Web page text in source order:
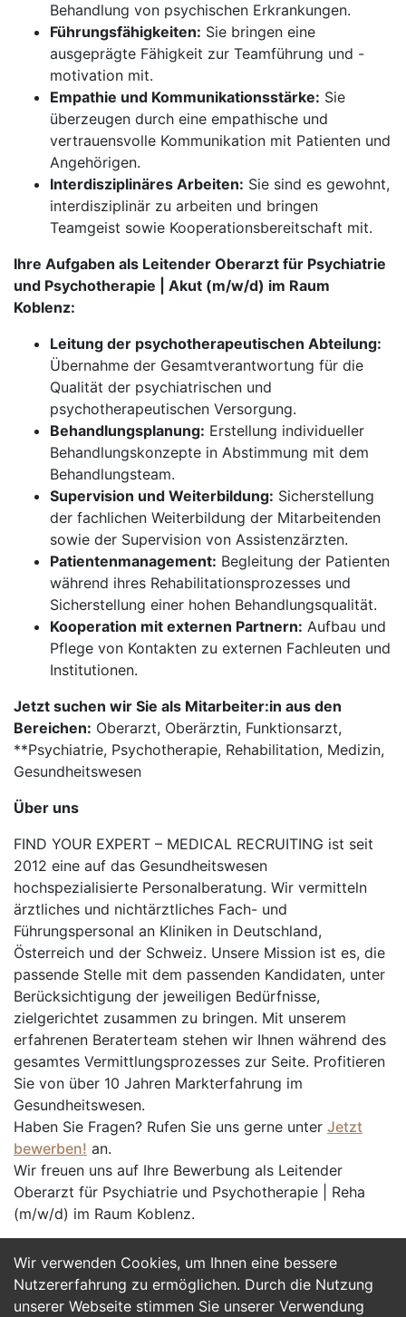
Wir verwenden Cookies, um Ihnen eine bessere
Nutzererfahrung zu ermöglichen. Durch die Nutzung
unserer Webseite stimmen Sie unserer Verwendung
Behandlung von psychischen Erkrankungen.
Führungsfähigkeiten: Sie bringen eine
ausgeprägte Fähigkeit zur Teamführung und -
motivation mit.
Empathie und Kommunikationsstärke: Sie
überzeugen durch eine empathische und
vertrauensvolle Kommunikation mit Patienten und
Angehörigen.
Interdisziplinäres Arbeiten: Sie sind es gewohnt,
interdisziplinär zu arbeiten und bringen
Teamgeist sowie Kooperationsbereitschaft mit.
Ihre Aufgaben als Leitender Oberarzt für Psychiatrie
und Psychotherapie | Akut (m/w/d) im Raum
Koblenz:
Leitung der psychotherapeutischen Abteilung:
Übernahme der Gesamtverantwortung für die
Qualität der psychiatrischen und
psychotherapeutischen Versorgung.
Behandlungsplanung: Erstellung individueller
Behandlungskonzepte in Abstimmung mit dem
Behandlungsteam.
Supervision und Weiterbildung: Sicherstellung
der fachlichen Weiterbildung der Mitarbeitenden
sowie der Supervision von Assistenzärzten.
Patientenmanagement: Begleitung der Patienten
während ihres Rehabilitationsprozesses und
Sicherstellung einer hohen Behandlungsqualität.
Kooperation mit externen Partnern: Aufbau und
Pflege von Kontakten zu externen Fachleuten und
Institutionen.
Jetzt suchen wir Sie als Mitarbeiter:in aus den
Bereichen: Oberarzt, Oberärztin, Funktionsarzt,
**Psychiatrie, Psychotherapie, Rehabilitation, Medizin,
Gesundheitswesen
Über uns
FIND YOUR EXPERT – MEDICAL RECRUITING ist seit
2012 eine auf das Gesundheitswesen
hochspezialisierte Personalberatung. Wir vermitteln
ärztliches und nichtärztliches Fach- und
Führungspersonal an Kliniken in Deutschland,
Österreich und der Schweiz. Unsere Mission ist es, die
passende Stelle mit dem passenden Kandidaten, unter
Berücksichtigung der jeweiligen Bedürfnisse,
zielgerichtet zusammen zu bringen. Mit unserem
erfahrenen Beraterteam stehen wir Ihnen während des
gesamtes Vermittlungsprozesses zur Seite. Profitieren
Sie von über 10 Jahren Markterfahrung im
Gesundheitswesen.
Haben Sie Fragen? Rufen Sie uns gerne unter Jetzt
bewerben! an.
Wir freuen uns auf Ihre Bewerbung als Leitender
Oberarzt für Psychiatrie und Psychotherapie | Reha
(m/w/d) im Raum Koblenz.
Jetzt Bewerben